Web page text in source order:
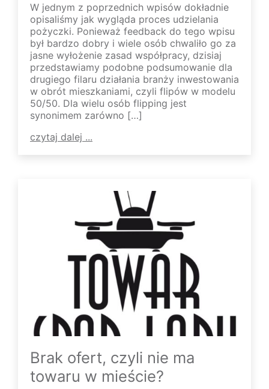
W jednym z poprzednich wpisów dokładnie
opisaliśmy jak wygląda proces udzielania
pożyczki. Ponieważ feedback do tego wpisu
był bardzo dobry i wiele osób chwaliło go za
jasne wyłożenie zasad współpracy, dzisiaj
przedstawiamy podobne podsumowanie dla
drugiego filaru działania branży inwestowania
w obrót mieszkaniami, czyli flipów w modelu
50/50. Dla wielu osób flipping jest
synonimem zarówno […]
czytaj dalej ...
Brak ofert, czyli nie ma
towaru w mieście?